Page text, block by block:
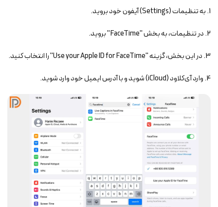
1. به تنظیمات (Settings) آیفون خود بروید.
2. در تنظیمات، به بخش "FaceTime" بروید.
3. در این بخش، گزینه "Use your Apple ID for FaceTime" را انتخاب کنید.
4. وارد آی‌کلاود (iCloud) شوید و با آدرس ایمیل خود وارد شوید.